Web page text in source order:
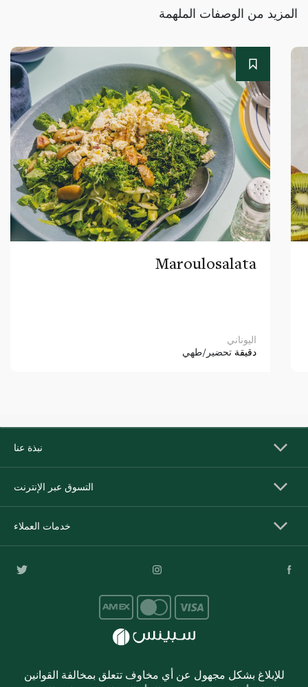
المزيد من الوصفات الملهمة
Maroulosalata
اليوناني
دقيقة تحضير/طهي
نبذة عنا
التسوق عبر الإنترنت
خدمات العملاء
للإبلاغ بشكل مجهول عن أي مخاوف تتعلق بمخالفة القوانين